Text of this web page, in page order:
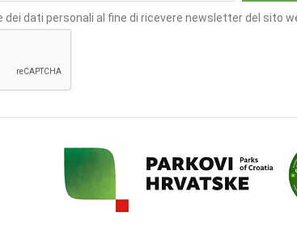
dati personali al fine di ricevere newsletter del sito